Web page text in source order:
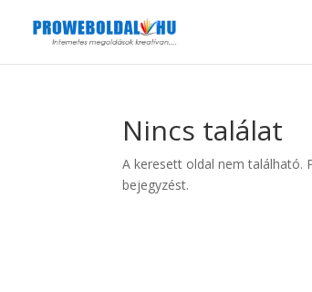
Nincs találat
A keresett oldal nem található.
bejegyzést.